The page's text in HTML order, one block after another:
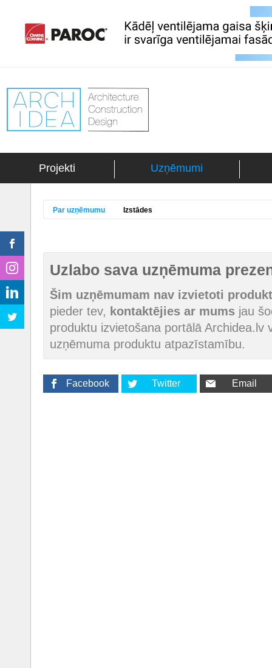
Projekti Uzņēmumi
Par uzņēmumu Izstādes
Uzlabo sava uzņēmuma
Šim uzņēmumam nav izvietoti
pieder tev, kontaktējies ar mums jau
produktu izvietošana portālā Archidea.lv
uzņēmuma produktu atpazīstamību.
Facebook Twitter Email